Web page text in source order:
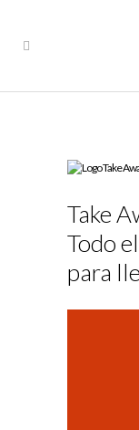
Take
Todo
para